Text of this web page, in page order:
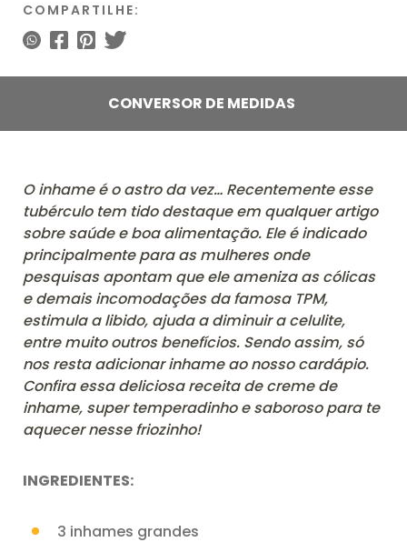
COMPARTILHE:
CONVERSOR DE MEDIDAS
O inhame é o astro da vez… Recentemente esse
tubérculo tem tido destaque em qualquer artigo
sobre saúde e boa alimentação. Ele é indicado
principalmente para as mulheres onde
pesquisas apontam que ele ameniza as cólicas
e demais incomodações da famosa TPM,
estimula a libido, ajuda a diminuir a celulite,
entre muito outros benefícios. Sendo assim, só
nos resta adicionar inhame ao nosso cardápio.
Confira essa deliciosa receita de creme de
inhame, super temperadinho e saboroso para te
aquecer nesse friozinho!
INGREDIENTES:
3 inhames grandes